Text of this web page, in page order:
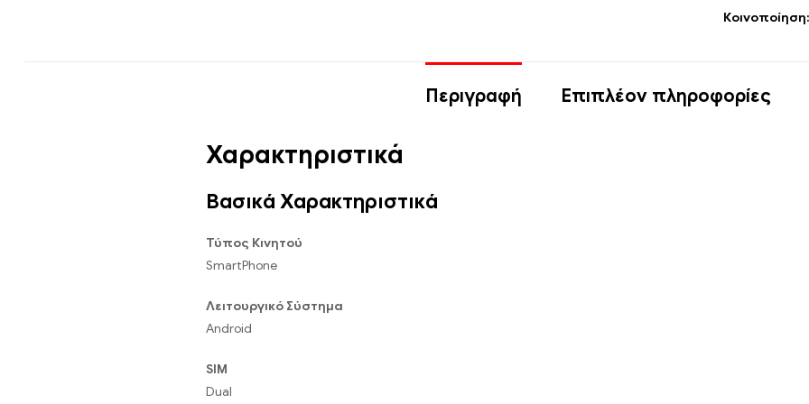
Κοινοποίηση:
Περιγραφή Επιπλέον πληροφορίες
Χαρακτηριστικά
Βασικά Χαρακτηριστικά
Τύπος Κινητού
SmartPhone
Λειτουργικό Σύστημα
Android
SIM
Dual